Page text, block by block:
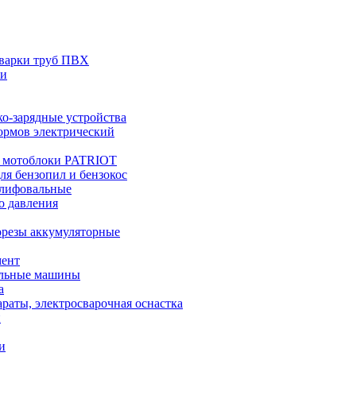
труб ПВХ
зарядные устройства
электрический
PATRIOT
бензопил и бензокос
давления
аккумуляторные
машины
электросварочная оснастка